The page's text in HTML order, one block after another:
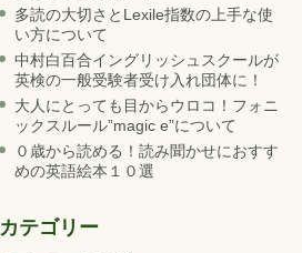
多読の大切さとLexile指数の上手な使
い方について
中村白百合イングリッシュスクールが
英検の一般受験者受け入れ団体に！
大人にとっても目からウロコ！フォニ
ックスルール”magic e”について
０歳から読める！読み聞かせにおすす
めの英語絵本１０選
カテゴリー